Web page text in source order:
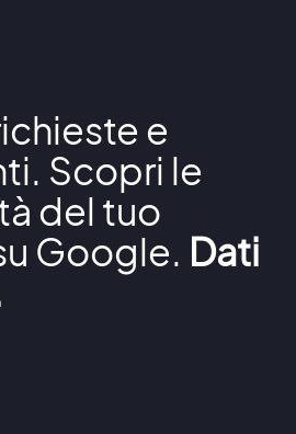
e
Scopri le
del tuo
Google. Dati